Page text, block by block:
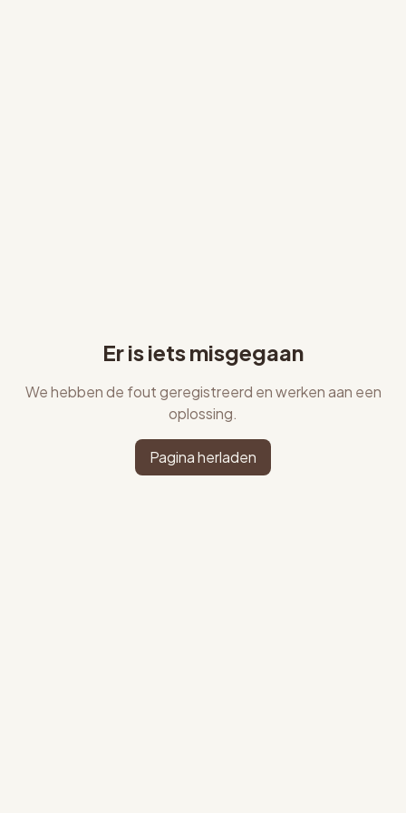
Er is iets misgegaan
We hebben de fout geregistreerd en werken aan een
oplossing.
Pagina herladen